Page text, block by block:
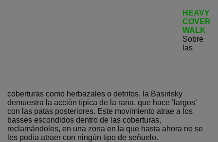
HEAVY
COVER
WALK
Sobre
las
coberturas como herbazales o detritos, la Basirisky
demuestra la acción típica de la rana, que hace ‘largos’
con las patas posteriores. Este movimiento atrae a los
basses escondidos dentro de las coberturas,
reclamándoles, en una zona en la que hasta ahora no se
les podía atraer con ningún tipo de señuelo.